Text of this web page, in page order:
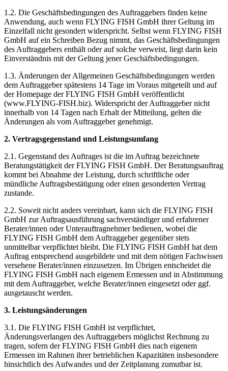
1.2. Die Geschäftsbedingungen des Auftraggebers finden keine
Anwendung, auch wenn FLYING FISH GmbH ihrer Geltung im
Einzelfall nicht gesondert widerspricht. Selbst wenn FLYING FISH
GmbH auf ein Schreiben Bezug nimmt, das Geschäftsbedingungen
des Auftraggebers enthält oder auf solche verweist, liegt darin kein
Einverständnis mit der Geltung jener Geschäftsbedingungen.
1.3. Änderungen der Allgemeinen Geschäftsbedingungen werden
dem Auftraggeber spätestens 14 Tage im Voraus mitgeteilt und auf
der Homepage der FLYING FISH GmbH veröffentlicht
(www.FLYING-FISH.biz). Widerspricht der Auftraggeber nicht
innerhalb von 14 Tagen nach Erhalt der Mitteilung, gelten die
Änderungen als vom Auftraggeber genehmigt.
2. Vertragsgegenstand und Leistungsumfang
2.1. Gegenstand des Auftrages ist die im Auftrag bezeichnete
Beratungstätigkeit der FLYING FISH GmbH. Der Beratungsauftrag
kommt bei Abnahme der Leistung, durch schriftliche oder
mündliche Auftragsbestätigung oder einen gesonderten Vertrag
zustande.
2.2. Soweit nicht anders vereinbart, kann sich die FLYING FISH
GmbH zur Auftragsausführung sachverständiger und erfahrener
Berater/innen oder Unterauftragnehmer bedienen, wobei die
FLYING FISH GmbH dem Auftraggeber gegenüber stets
unmittelbar verpflichtet bleibt. Die FLYING FISH GmbH hat dem
Auftrag entsprechend ausgebildete und mit dem nötigen Fachwissen
versehene Berater/innen einzusetzen. Im Übrigen entscheidet die
FLYING FISH GmbH nach eigenem Ermessen und in Abstimmung
mit dem Auftraggeber, welche Berater/innen eingesetzt oder ggf.
ausgetauscht werden.
3. Leistungsänderungen
3.1. Die FLYING FISH GmbH ist verpflichtet,
Änderungsverlangen des Auftraggebers möglichst Rechnung zu
tragen, sofern der FLYING FISH GmbH dies nach eigenem
Ermessen im Rahmen ihrer betrieblichen Kapazitäten insbesondere
hinsichtlich des Aufwandes und der Zeitplanung zumutbar ist.